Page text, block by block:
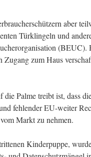
aber
Türklingeln und
Zugang zum Haus
Palme treibt ist, dass
fehlender EU-weiter
Markt zu nehmen.
Kinderpuppe,